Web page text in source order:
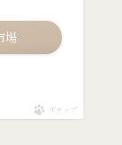
場
ポチップ